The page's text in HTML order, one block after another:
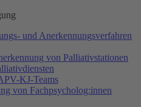
und Anerkennungsverfahren
von Palliativstationen
KJ-Teams
von Fachpsycholog:innen